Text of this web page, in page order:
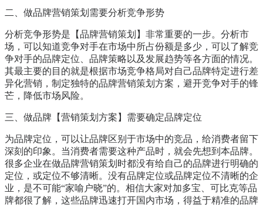
二、做品牌营销策划需要分析竞争形势
分析竞争形势是【品牌营销策划】非常重要的一步。分析市
场，可以知道竞争对手在市场中所占份额是多少，可以了解竞
争对手的品牌定位、品牌策略以及发展趋势等各方面的情况。
其最主要的目的就是根据市场竞争格局对自己品牌特定进行差
异化营销，制定独特的品牌营销策划方案，避开竞争对手的锋
芒，降低市场风险。
三、做品牌【营销策划方案】需要确定品牌定位
为品牌定位，可以让品牌区别于市场中的竞品，给消费者留下
深刻的印象。当消费者需要这种产品时，就会先想到本品牌。
很多企业在做品牌营销策划时都没有给自己的品牌进行明确的
定位，或定位不够清晰。没有品牌定位或品牌定位不清晰的企
业，是不可能“家喻户晓”的。相信大家对加多宝、可比克等品
牌都很了解，这些品牌迅速打开国内市场，得益于精准的品牌